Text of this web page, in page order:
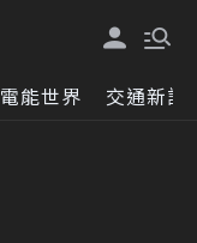
電能世界 交通新訊